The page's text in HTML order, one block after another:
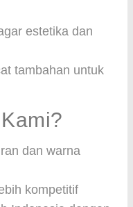
estetika dan
tambahan untuk
dan warna
kompetitif